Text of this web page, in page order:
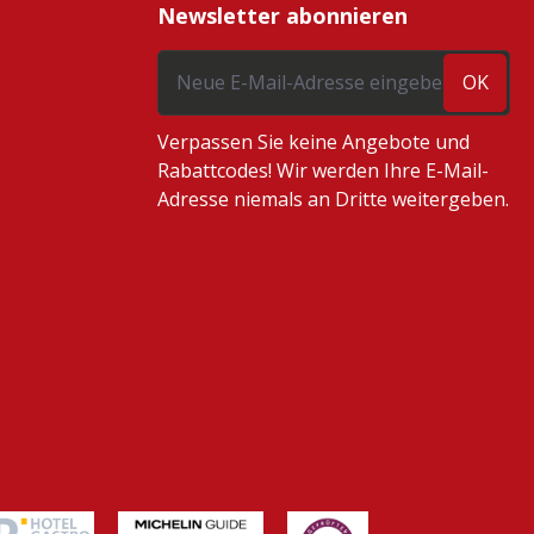
Newsletter abonnieren
OK
Verpassen Sie keine Angebote und
Rabattcodes! Wir werden Ihre E-Mail-
Adresse niemals an Dritte weitergeben.